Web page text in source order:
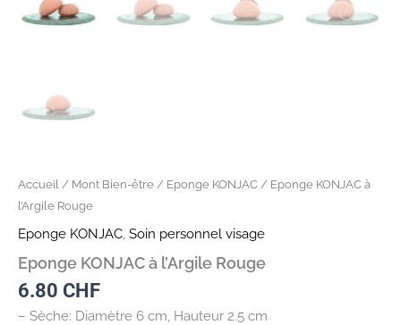
Accueil / Mont Bien-être / Eponge KONJAC / Eponge KONJAC à
l’Argile Rouge
Eponge KONJAC Soin personnel visage
Eponge KONJAC à l’Argile Rouge
6.80 CHF
– Sèche: Diamètre 6 cm, Hauteur 2.5 cm